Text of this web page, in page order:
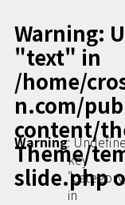
その他
ラジオ
「ビジネ
「小早
「東京
Warning:
"text" in
/home/
n.com/
content/
Theme/
slide.php
Warning:
key
in